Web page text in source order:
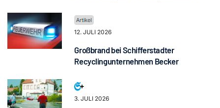
12. JULI 2026
Großbrand bei Schifferstadter
Recyclingunternehmen Becker
3. JULI 2026